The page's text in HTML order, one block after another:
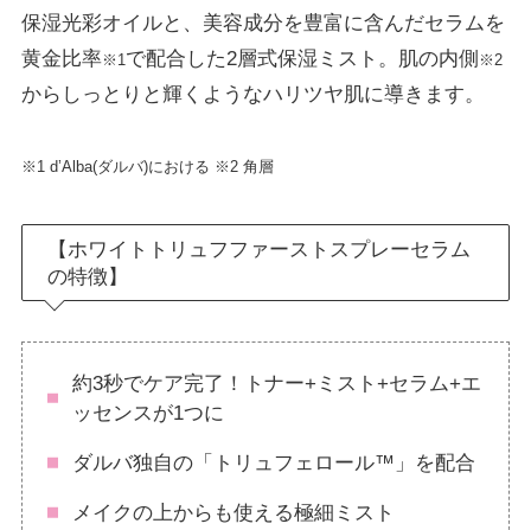
保湿光彩オイルと、美容成分を豊富に含んだセラムを
黄金比率※1で配合した2層式保湿ミスト。肌の内側 ※2
からしっとりと輝くようなハリツヤ肌に導きます。
※1 d’Alba(ダルバ)における ※2 角層
【ホワイトトリュフファーストスプレーセラム
の特徴】
約3秒でケア完了！トナー+ミスト+セラム+エ
ッセンスが1つに
ダルバ独自の「トリュフェロール™」を配合
メイクの上からも使える極細ミスト